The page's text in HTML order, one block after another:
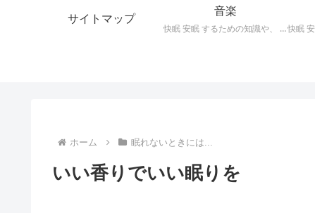
サイトマップ
音楽
快眠 安眠 するための知識や、 枕 、 照明 、 アロマ など、おすすめの グッズ を紹介。 快眠 安眠 のための 音楽 CD の紹介です。 ヒーリングCD リラクゼーションCD インストゥルメンタルCD オルゴールCD ヘミシンクCD α波音楽 など。
ホーム 眠れないときには...
いい香りでいい眠りを